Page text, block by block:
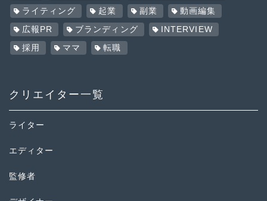
ライティング 起業 副業 動画編集
広報PR ブランディング INTERVIEW
採用 ママ 転職
クリエイター一覧
ライター
エディター
監修者